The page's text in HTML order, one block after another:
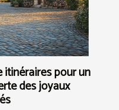
itinéraires pour un
des joyaux